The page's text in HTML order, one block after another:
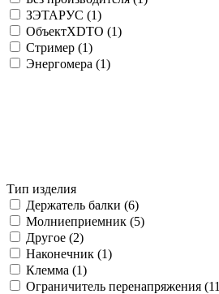
ЗЭТАРУС (1)
ОбъектXDTO (1)
Стример (1)
Энергомера (1)
Тип изделия
Держатель балки (6)
Молниеприемник (5)
Другое (2)
Наконечник (1)
Клемма (1)
Ограничитель перенапряжения (11